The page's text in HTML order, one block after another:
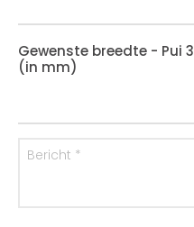
Gewenste breedte - Pui 3
(in mm)